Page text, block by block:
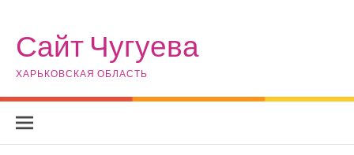
Сайт Чугуева
ХАРЬКОВСКАЯ ОБЛАСТЬ